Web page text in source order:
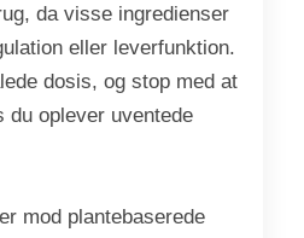
da visse ingredienser
eller leverfunktion.
dosis, og stop med at
du oplever uventede
mod plantebaserede